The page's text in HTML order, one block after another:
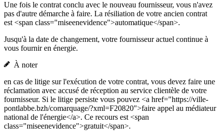
Une fois le contrat conclu avec le nouveau fournisseur, vous n'avez
pas d'autre démarche à faire. La résiliation de votre ancien contrat
est <span class="miseenevidence">automatique</span>.
Jusqu'à la date de changement, votre fournisseur actuel continue à
vous fournir en énergie.
À noter
en cas de litige sur l'exécution de votre contrat, vous devez faire une
réclamation avec accusé de réception au service clientèle de votre
fournisseur. Si le litige persiste vous pouvez <a href="https://ville-
pontlabbe.bzh/comarquage/?xml=F20820">faire appel au médiateur
national de l'énergie</a>. Ce recours est <span
class="miseenevidence">gratuit</span>.